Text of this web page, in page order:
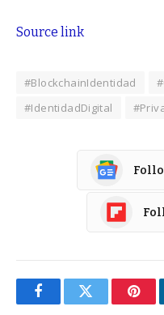
Source link
#BlockchainIdentidad
#IdentidadDigital
FacebookTwitter